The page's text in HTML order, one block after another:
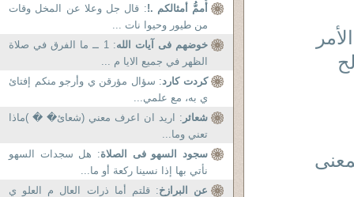
(2) (كتب بمعنى
أُممُّ أمثالكم .!: قال جل وعلا عن المخل وقات
من طيور وحيوا نات ...
خوضهم فى آيات الله
: 1 ــ ما الفرق في صلاة
الظهر في جميع الايا م ...
كردت كارد: سؤال مؤرقن ي وأرجو منكم إفتائ
ي به، مع علمي...
شعائر : اريد ان اعرف معني (شعائ� � )ماذا
تعني وما...
سجود السهو فى الصلاة: هل سجدات السهو
نأتي بها إذا نسينا ركعة أو ما...
عن البرازخ: قلتم أما ذرات العال م العلو ي